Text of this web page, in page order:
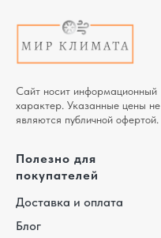
Сайт носит информационный
характер. Указанные цены не
являются публичной офертой.
Полезно для
покупателей
Доставка и оплата
Блог